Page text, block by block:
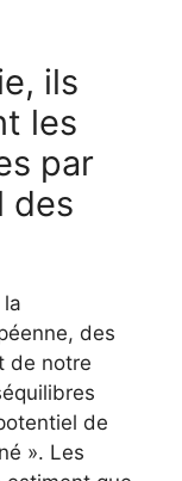
ils
les
par
des
des
de notre
de
». Les